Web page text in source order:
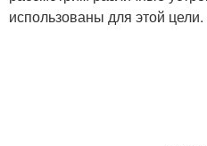
использованы для этой цели.